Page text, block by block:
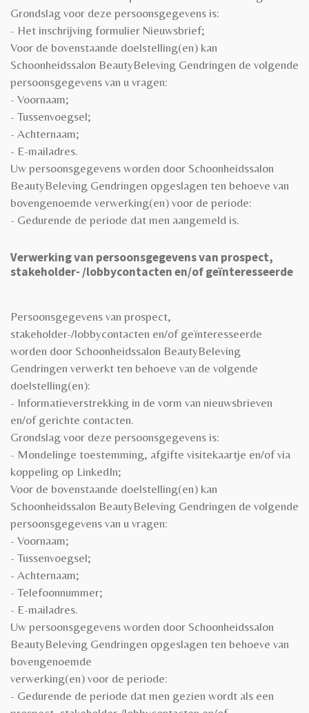
Grondslag voor deze persoonsgegevens is:
- Het inschrijving formulier Nieuwsbrief;
Voor de bovenstaande doelstelling(en) kan
Schoonheidssalon BeautyBeleving Gendringen de volgende
persoonsgegevens van u vragen:
- Voornaam;
- Tussenvoegsel;
- Achternaam;
- E-mailadres.
Uw persoonsgegevens worden door Schoonheidssalon
BeautyBeleving Gendringen opgeslagen ten behoeve van
bovengenoemde verwerking(en) voor de periode:
- Gedurende de periode dat men aangemeld is.
Verwerking van persoonsgegevens van prospect,
stakeholder- /lobbycontacten en/of geïnteresseerde
Persoonsgegevens van prospect,
stakeholder-/lobbycontacten en/of geïnteresseerde
worden door Schoonheidssalon BeautyBeleving
Gendringen verwerkt ten behoeve van de volgende
doelstelling(en):
- Informatieverstrekking in de vorm van nieuwsbrieven
en/of gerichte contacten.
Grondslag voor deze persoonsgegevens is:
- Mondelinge toestemming, afgifte visitekaartje en/of via
koppeling op LinkedIn;
Voor de bovenstaande doelstelling(en) kan
Schoonheidssalon BeautyBeleving Gendringen de volgende
persoonsgegevens van u vragen:
- Voornaam;
- Tussenvoegsel;
- Achternaam;
- Telefoonnummer;
- E-mailadres.
Uw persoonsgegevens worden door Schoonheidssalon
BeautyBeleving Gendringen opgeslagen ten behoeve van
bovengenoemde
verwerking(en) voor de periode:
- Gedurende de periode dat men gezien wordt als een